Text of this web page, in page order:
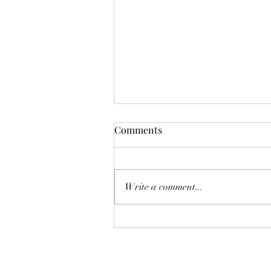
Comments
Write a comment...